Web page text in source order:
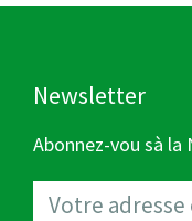
Newsletter
Abonnez-vou sà